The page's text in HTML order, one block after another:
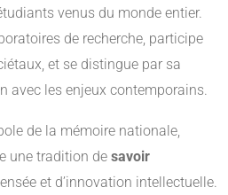
venus du monde entier.
de recherche, participe
et se distingue par sa
avec les enjeux contemporains.
de la mémoire nationale,
une tradition de savoir
et d’innovation intellectuelle.